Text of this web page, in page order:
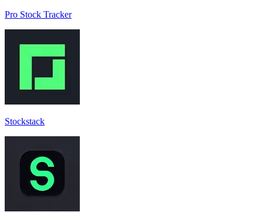
Pro Stock Tracker
Stockstack